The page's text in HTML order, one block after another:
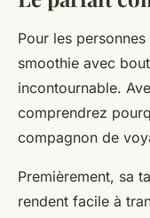
Pour les
smoothie avec
incontournable.
comprendrez
compagnon de
Premièrement, sa
rendent facile à